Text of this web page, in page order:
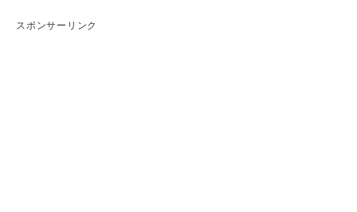
スポンサーリンク